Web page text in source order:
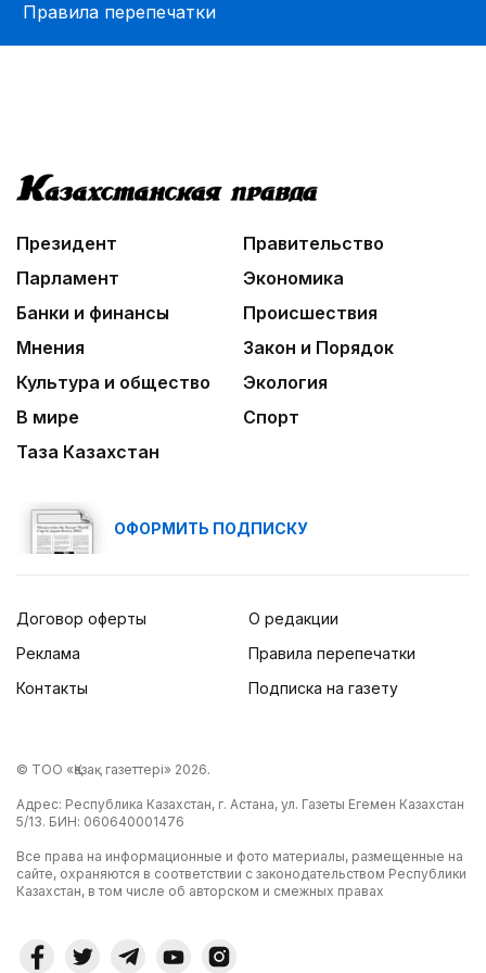
Требования к профессионализму повышаются
Леонардо Ди Каприо и глава Amazon
анонсировали совместный проект
«Человек-паук 4: Новый день» стал самым
кассовым фильмом 2026 года
Правила перепечатки
Президент
Правительство
Парламент
Экономика
Банки и финансы
Происшествия
Мнения
Закон и Порядок
Культура и общество
Экология
В мире
Спорт
Таза Казахстан
ОФОРМИТЬ ПОДПИСКУ
Договор оферты
Реклама
Контакты
О редакции
Правила перепечатки
Подписка на газету
© ТОО «Қазақ газеттері» 2026.
Адрес: Республика Казахстан, г. Астана, ул. Газеты Егемен Казахстан
5/13. БИН: 060640001476
Все права на информационные и фото материалы, размещенные на
сайте, охраняются в соответствии с законодательством Республики
Казахстан, в том числе об авторском и смежных правах